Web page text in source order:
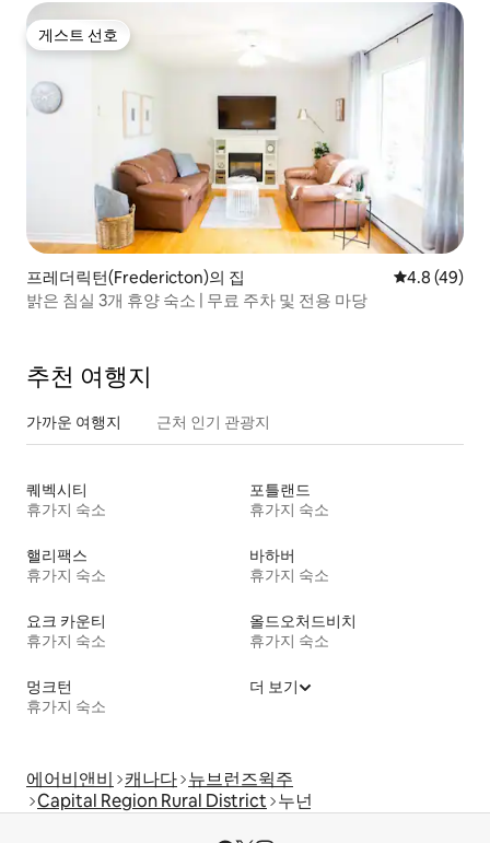
게스트 선호
게스트 선호
프레더릭턴(Fredericton)의 집 평점 4.8점(5
4.8 (49)
밝은 침실 3개 휴양 숙소 | 무료 주차 및 전용 마당
추천 여행지
가까운 여행지 근처 인기 관광지
퀘벡시티
휴가지 숙소
포틀랜드
휴가지 숙소
핼리팩스
휴가지 숙소
바하버
휴가지 숙소
요크 카운티
휴가지 숙소
올드오처드비치
휴가지 숙소
멍크턴
휴가지 숙소
더 보기
에어비앤비 캐나다 뉴브런즈윅주
Capital Region Rural District 누넌